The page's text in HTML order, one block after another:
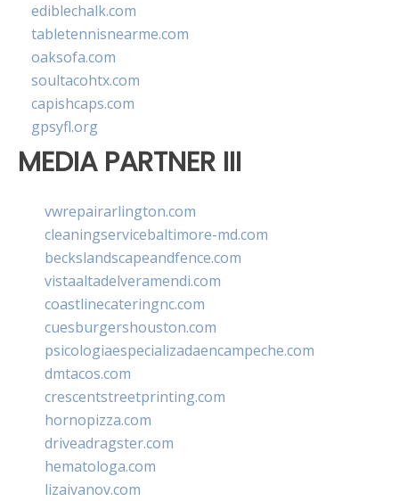
ediblechalk.com
tabletennisnearme.com
oaksofa.com
soultacohtx.com
capishcaps.com
gpsyfl.org
MEDIA PARTNER III
vwrepairarlington.com
cleaningservicebaltimore-md.com
beckslandscapeandfence.com
vistaaltadelveramendi.com
coastlinecateringnc.com
cuesburgershouston.com
psicologiaespecializadaencampeche.com
dmtacos.com
crescentstreetprinting.com
hornopizza.com
driveadragster.com
hematologa.com
lizaivanov.com